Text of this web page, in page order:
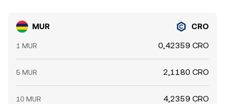
MUR CRO
1 MUR 0,42359 CRO
5 MUR 2,1180 CRO
10 MUR 4,2359 CRO